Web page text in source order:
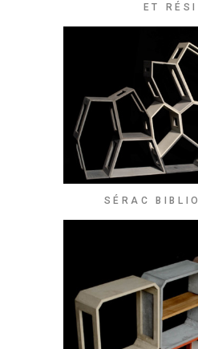
ET
SÉRAC